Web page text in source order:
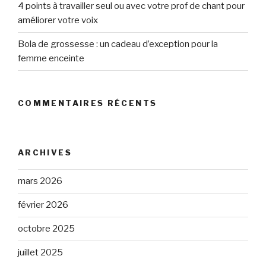
4 points à travailler seul ou avec votre prof de chant pour
améliorer votre voix
Bola de grossesse : un cadeau d’exception pour la
femme enceinte
COMMENTAIRES RÉCENTS
ARCHIVES
mars 2026
février 2026
octobre 2025
juillet 2025